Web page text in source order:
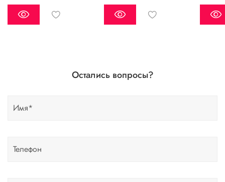
Остались вопросы?